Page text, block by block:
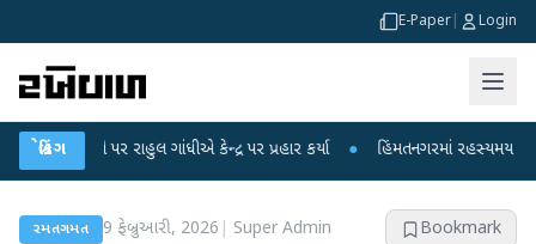
E-Paper Login
બ્રેકિંગ
પર રાહુલ ગાંધીએ કેન્દ્ર પર પ્રહાર કર્યા ● હિંમતનગરમાં રહસ્યમય વાયરસ કે
રમતગમત 9 ફેબ્રુઆરી, 2026 Super Admin Bookmark